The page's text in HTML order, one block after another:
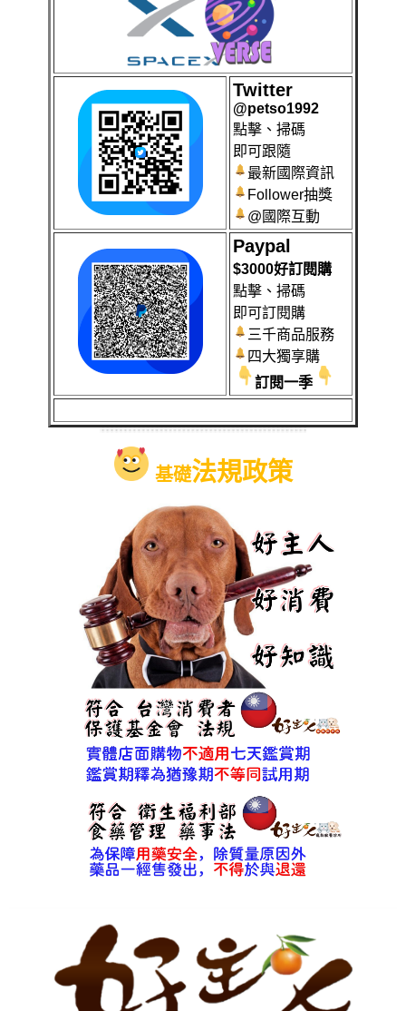
Twitter
@petso1992
點擊、掃碼
即可跟隨
最新國際資訊
Follower抽獎
@國際互動
Paypal
$3000好訂閱購
點擊、掃碼
即可訂閱購
三千商品服務
四大獨享購
訂閱一季
基礎法規政策